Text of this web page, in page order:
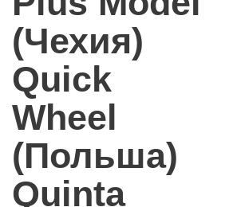
(Чехия)
Quick
Wheel
(Польша)
Quinta